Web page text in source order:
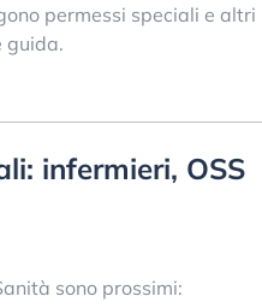
permessi speciali e altri
guida.
infermieri, OSS
sono prossimi: